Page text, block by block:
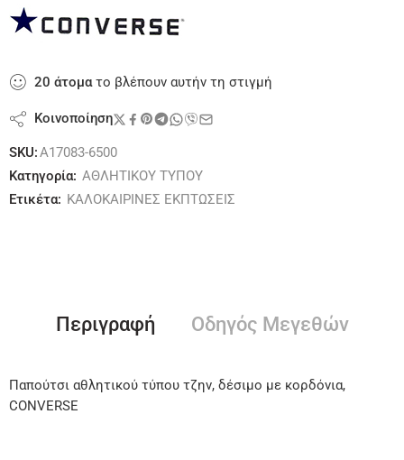
20 άτοματο βλέπουν αυτήν τη στιγμή
Κοινοποίηση
SKU:A17083-6500
Κατηγορία: ΑΘΛΗΤΙΚΟΥ ΤΥΠΟΥ
Ετικέτα: ΚΑΛΟΚΑΙΡΙΝΕΣ ΕΚΠΤΩΣΕΙΣ
Περιγραφή Οδηγός Μεγεθών
Παπούτσι αθλητικού τύπου τζην, δέσιμο με κορδόνια,
CONVERSE